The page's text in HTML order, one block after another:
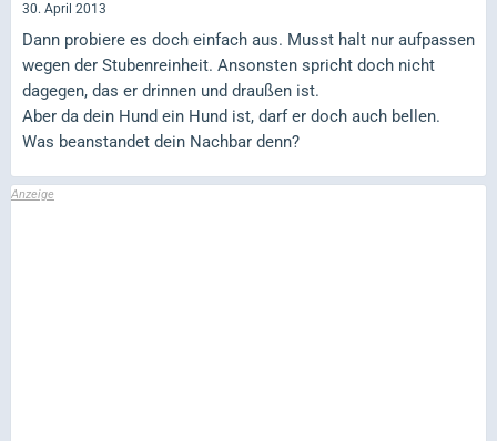
30. April 2013
Dann probiere es doch einfach aus. Musst halt nur aufpassen
wegen der Stubenreinheit. Ansonsten spricht doch nicht
dagegen, das er drinnen und draußen ist.
Aber da dein Hund ein Hund ist, darf er doch auch bellen.
Was beanstandet dein Nachbar denn?